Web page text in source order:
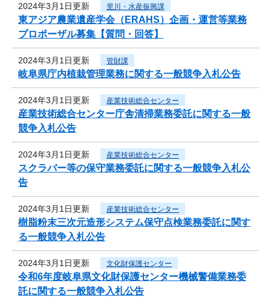
2024年3月1日更新 里川・水産振興課
東アジア農業遺産学会（ERAHS）企画・運営等業務
プロポーザル募集【質問・回答】
2024年3月1日更新 管財課
岐阜県庁内植栽管理業務に関する一般競争入札公告
2024年3月1日更新 産業技術総合センター
産業技術総合センター庁舎清掃業務委託に関する一般
競争入札公告
2024年3月1日更新 産業技術総合センター
スクラバー等の保守業務委託に関する一般競争入札公
告
2024年3月1日更新 産業技術総合センター
樹脂粉末三次元造形システム保守点検業務委託に関す
る一般競争入札公告
2024年3月1日更新 文化財保護センター
令和6年度岐阜県文化財保護センター機械警備業務委
託に関する一般競争入札公告